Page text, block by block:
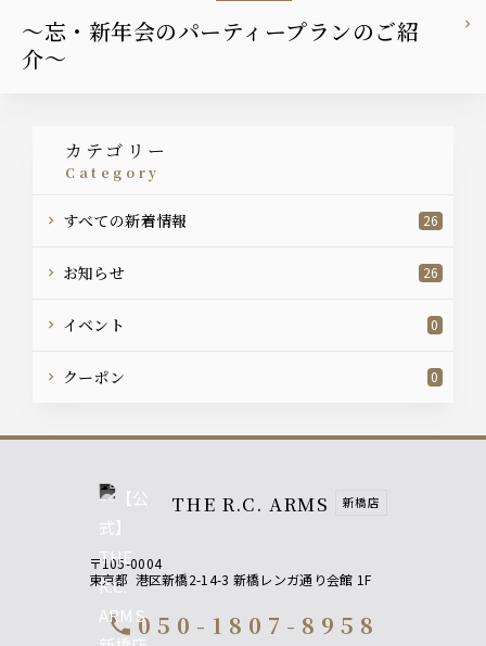
〜忘・新年会のパーティープランのご紹
介〜
カテゴリー
category
すべての新着情報 26
お知らせ 26
イベント 0
クーポン 0
THE R.C. ARMS 新橋店
〒105-0004
東京都 港区新橋2-14-3 新橋レンガ通り会館 1F
call 050-1807-8958